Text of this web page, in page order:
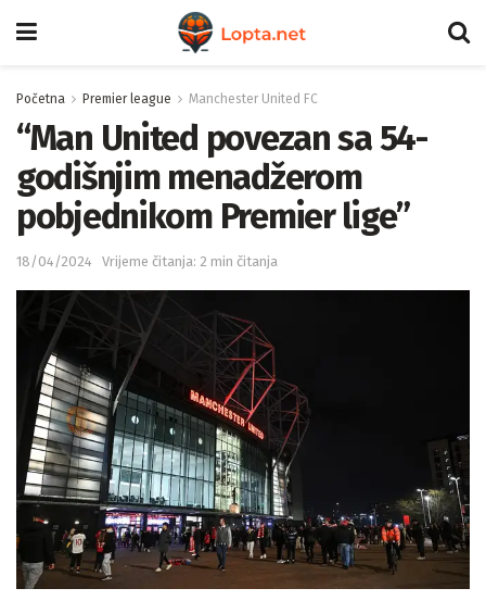
Početna Premier league Manchester United FC
“Man United povezan sa 54-
godišnjim menadžerom
pobjednikom Premier lige”
18/04/2024 Vrijeme čitanja: 2 min čitanja